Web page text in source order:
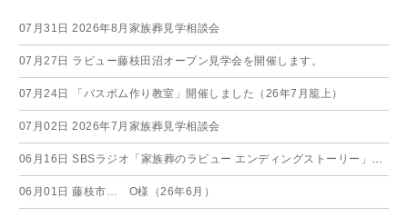
07月31日 2026年8月家族葬見学相談会
07月27日 ラビュー藤枝田沼オープン見学会を開催します。
07月24日 「バスボム作り教室」開催しました（26年7月籠上）
07月02日 2026年7月家族葬見学相談会
06月16日 SBSラジオ「家族葬のラビュー エンディングストーリー」に弊社スタッフが出演いたしました（26年6月）
06月01日 藤枝市… O様（26年6月）